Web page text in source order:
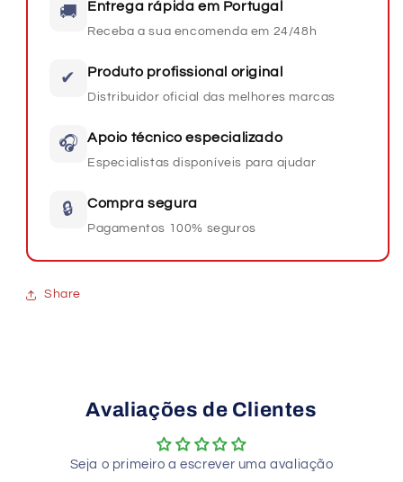
🚚 Entrega rápida em Portugal
Receba a sua encomenda em 24/48h
✔ Produto profissional original
Distribuidor oficial das melhores marcas
🎧 Apoio técnico especializado
Especialistas disponíveis para ajudar
🔒 Compra segura
Pagamentos 100% seguros
Share
Avaliações de Clientes
Seja o primeiro a escrever uma avaliação